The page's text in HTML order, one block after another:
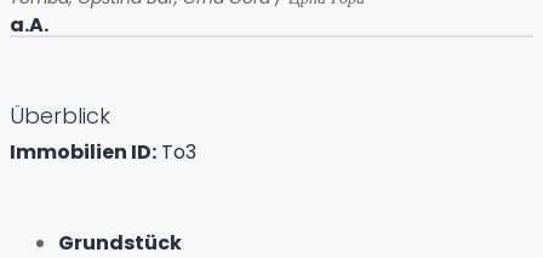
a.A.
Überblick
Immobilien ID: To3
Grundstück